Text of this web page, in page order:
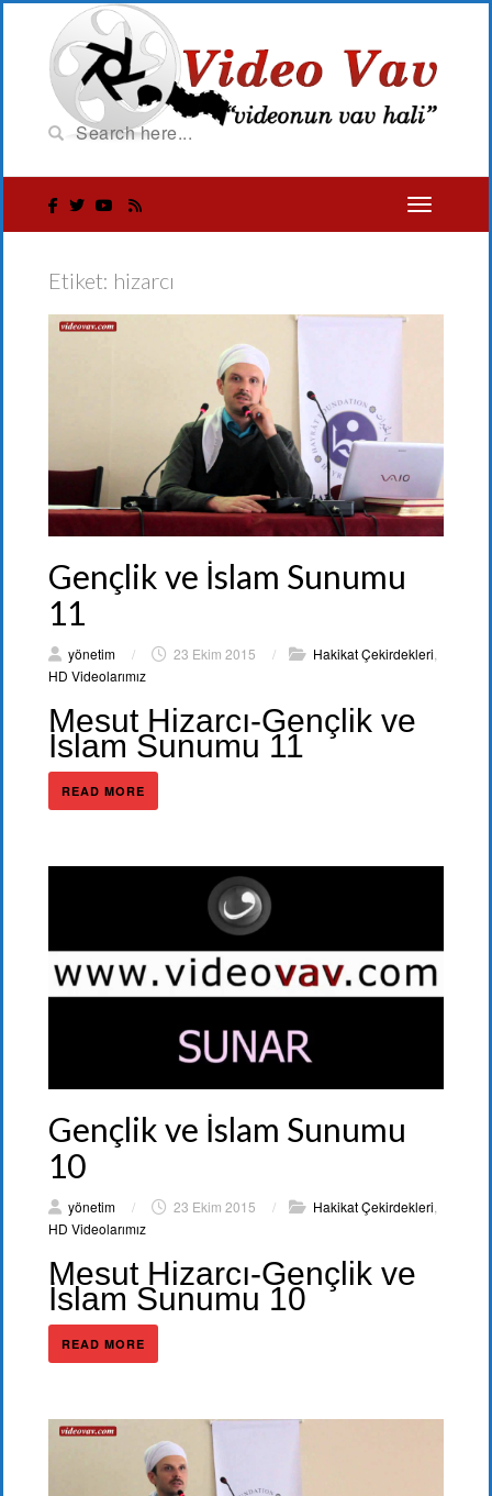
Etiket: hizarcı
Gençlik ve İslam Sunumu
11
yönetim / 23 Ekim 2015 / Hakikat Çekirdekleri,
HD Videolarımız
Mesut Hizarcı-Gençlik ve
İslam Sunumu 11
READ MORE
Gençlik ve İslam Sunumu
10
yönetim / 23 Ekim 2015 / Hakikat Çekirdekleri
HD Videolarımız
Mesut Hizarcı-Gençlik ve
İslam Sunumu 10
READ MORE